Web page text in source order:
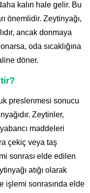
kalın hale gelir. Bu
önemlidir. Zeytinyağı,
ancak donmaya
oda sıcaklığına
döner.
preslenmesi sonucu
Zeytinler,
maddeleri
çekiç veya taş
sonrası elde edilen
atığı olarak
işlemi sonrasında elde